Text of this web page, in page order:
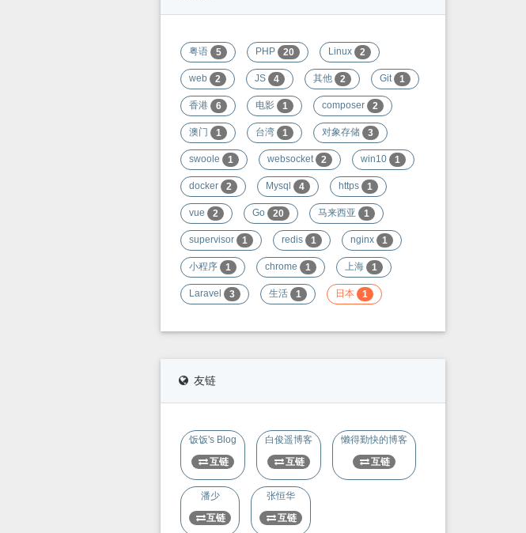
粤语 5 PHP 20 Linux 2
web 2 JS 4 其他 2 Git 1
香港 6 电影 1 composer 2
澳门 1 台湾 1 对象存储 3
swoole 1 websocket 2 win10 1
docker 2 Mysql 4 https 1
vue 2 Go 20 马来西亚 1
supervisor 1 redis 1 nginx 1
小程序 1 chrome 1 上海 1
Laravel 3 生活 1 日本 1
友链
饭饭's Blog
互链
白俊遥博客
互链
懒得勤快的博客
互链
潘少
互链
张恒华
互链